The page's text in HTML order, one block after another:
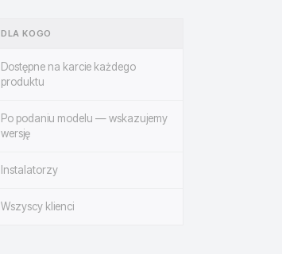
DLA KOGO
Dostępne na karcie każdego
produktu
Po podaniu modelu — wskazujemy
wersję
Instalatorzy
Wszyscy klienci